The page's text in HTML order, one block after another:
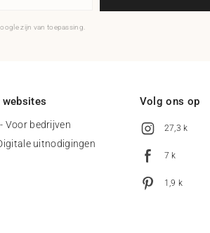
zijn van toepassing.
websites
Voor bedrijven
uitnodigingen
Volg ons op
27,3 k
7 k
1,9 k